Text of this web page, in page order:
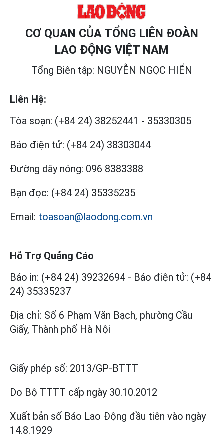
CƠ QUAN CỦA TỔNG LIÊN ĐOÀN
LAO ĐỘNG VIỆT NAM
Tổng Biên tập: NGUYỄN NGỌC HIỂN
Liên Hệ:
Tòa soạn: (+84 24) 38252441 - 35330305
Báo điện tử: (+84 24) 38303044
Đường dây nóng: 096 8383388
Bạn đọc: (+84 24) 35335235
Email: toasoan@laodong.com.vn
Hỗ Trợ Quảng Cáo
Báo in: (+84 24) 39232694 - Báo điện tử: (+84
24) 35335237
Địa chỉ: Số 6 Phạm Văn Bạch, phường Cầu
Giấy, Thành phố Hà Nội
Giấy phép số: 2013/GP-BTTT
Do Bộ TTTT cấp ngày 30.10.2012
Xuất bản số Báo Lao Động đầu tiên vào ngày
14.8.1929